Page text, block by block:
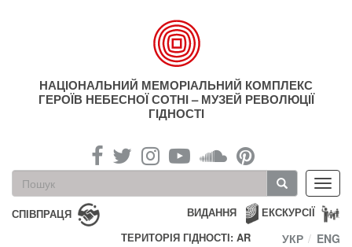
НАЦІОНАЛЬНИЙ МЕМОРІАЛЬНИЙ КОМПЛЕКС
ГЕРОЇВ НЕБЕСНОЇ СОТНІ – МУЗЕЙ РЕВОЛЮЦІЇ
ГІДНОСТІ
Пошукова
форма
Пошук
СПІВПРАЦЯ ЕКСКУРСІЇ
ВИДАННЯ
ТЕРИТОРІЯ ГІДНОСТІ: AR
УКР ENG